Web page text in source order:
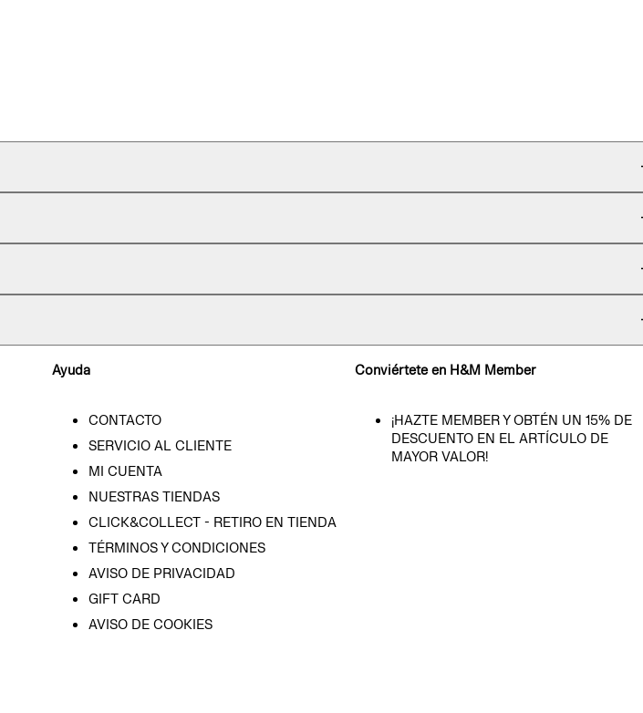
Ayuda
CONTACTO
SERVICIO AL CLIENTE
MI CUENTA
NUESTRAS TIENDAS
CLICK&COLLECT - RETIRO EN TIENDA
TÉRMINOS Y CONDICIONES
AVISO DE PRIVACIDAD
GIFT CARD
AVISO DE COOKIES
Conviértete en H&M Member
¡HAZTE MEMBER Y OBTÉN UN 15% DE
DESCUENTO EN EL ARTÍCULO DE
MAYOR VALOR!